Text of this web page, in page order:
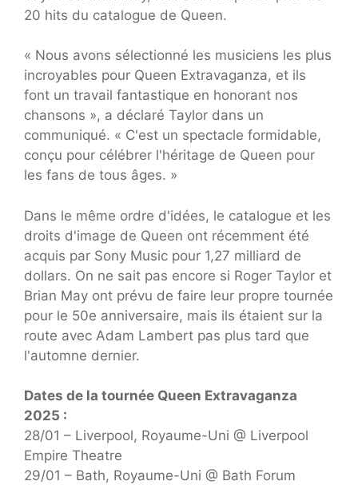
20 hits du catalogue de Queen.
« Nous avons sélectionné les musiciens les plus
incroyables pour Queen Extravaganza, et ils
font un travail fantastique en honorant nos
chansons », a déclaré Taylor dans un
communiqué. « C'est un spectacle formidable,
conçu pour célébrer l'héritage de Queen pour
les fans de tous âges. »
Dans le même ordre d'idées, le catalogue et les
droits d'image de Queen ont récemment été
acquis par Sony Music pour 1,27 milliard de
dollars. On ne sait pas encore si Roger Taylor et
Brian May ont prévu de faire leur propre tournée
pour le 50e anniversaire, mais ils étaient sur la
route avec Adam Lambert pas plus tard que
l'automne dernier.
Dates de la tournée Queen Extravaganza
2025 :
28/01 – Liverpool, Royaume-Uni @ Liverpool
Empire Theatre
29/01 – Bath, Royaume-Uni @ Bath Forum